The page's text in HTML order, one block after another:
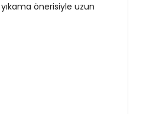
önerisiyle uzun